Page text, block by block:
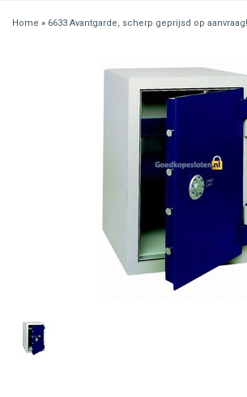
Home » 6633 Avantgarde, scherp geprijsd op aanvraag!